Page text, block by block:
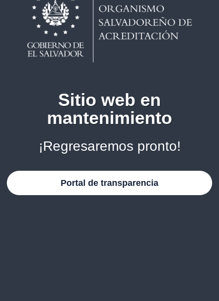
Sitio web en
mantenimiento
¡Regresaremos pronto!
Portal de transparencia